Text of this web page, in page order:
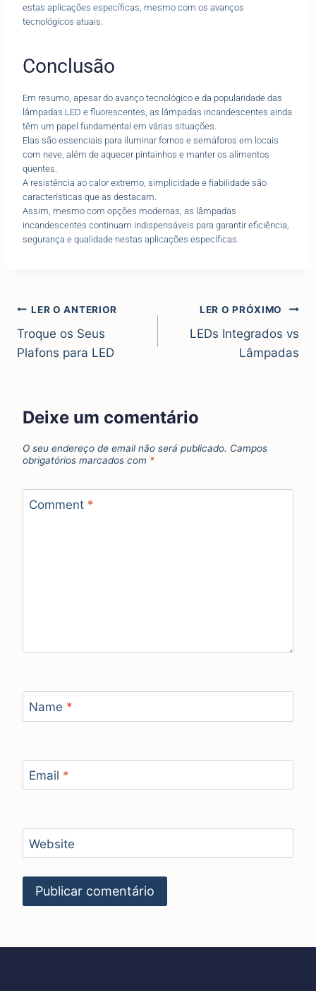
estas aplicações específicas, mesmo com os avanços
tecnológicos atuais.
Conclusão
Em resumo, apesar do avanço tecnológico e da popularidade das
lâmpadas LED e fluorescentes, as lâmpadas incandescentes ainda
têm um papel fundamental em várias situações.
Elas são essenciais para iluminar fornos e semáforos em locais
com neve, além de aquecer pintainhos e manter os alimentos
quentes.
A resistência ao calor extremo, simplicidade e fiabilidade são
características que as destacam.
Assim, mesmo com opções modernas, as lâmpadas
incandescentes continuam indispensáveis para garantir eficiência,
segurança e qualidade nestas aplicações específicas.
LER O ANTERIOR
Troque os Seus
Plafons para LED
LER O PRÓXIMO
LEDs Integrados vs
Lâmpadas
Deixe um comentário
O seu endereço de email não será publicado. Campos
obrigatórios marcados com *
Comment *
Name *
Email *
Website